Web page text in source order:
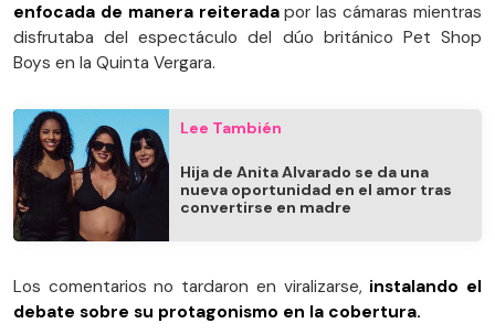
enfocada de manera reiteradapor las cámaras mientras
disfrutaba del espectáculo del dúo británico Pet Shop
Boys en la Quinta Vergara.
Lee También
Hija de Anita Alvarado se da una
nueva oportunidad en el amor tras
convertirse en madre
Los comentarios no tardaron en viralizarse, instalando el
debate sobre su protagonismo en la cobertura.